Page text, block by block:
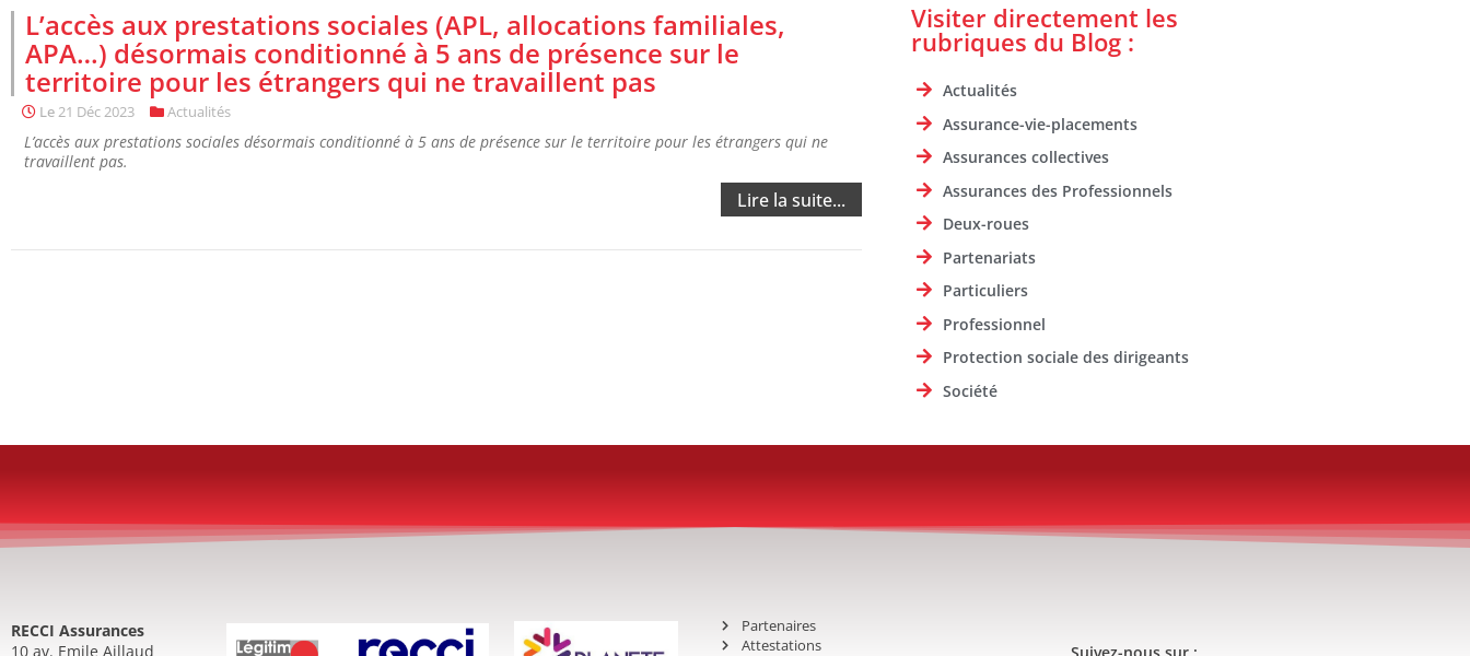
L’accès aux prestations sociales (APL, allocations familiales,
APA…) désormais conditionné à 5 ans de présence sur le
territoire pour les étrangers qui ne travaillent pas
Le21 Déc 2023 Actualités
L’accès aux prestations sociales désormais conditionné à 5 ans de présence sur le territoire pour les étrangers qui ne
travaillent pas.
Lire la suite...
Visiter directement les
rubriques du Blog :
Actualités
Assurance-vie-placements
Assurances collectives
Assurances des Professionnels
Deux-roues
Partenariats
Particuliers
Professionnel
Protection sociale des dirigeants
Société
RECCI Assurances
10 av. Emile Aillaud
Partenaires
Attestations
Suivez-nous sur :